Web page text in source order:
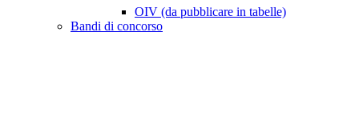
OIV (da pubblicare in tabelle)
Bandi di concorso